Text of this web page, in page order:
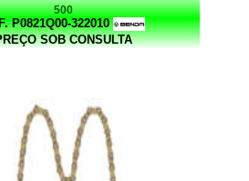
500
P0821Q00-322010
SOB CONSULTA